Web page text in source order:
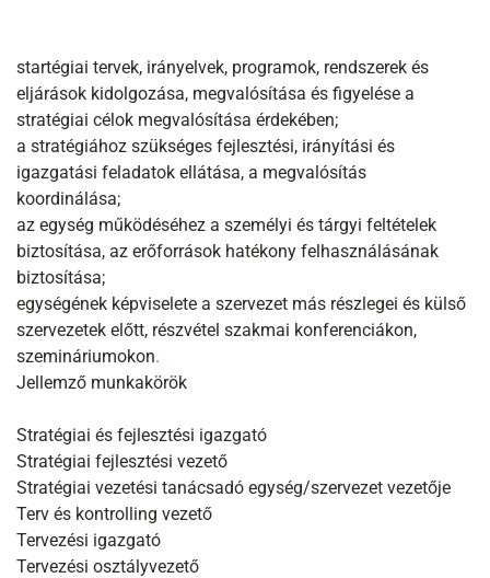
startégiai tervek, irányelvek, programok, rendszerek és
eljárások kidolgozása, megvalósítása és figyelése a
stratégiai célok megvalósítása érdekében;
a stratégiához szükséges fejlesztési, irányítási és
igazgatási feladatok ellátása, a megvalósítás
koordinálása;
az egység működéséhez a személyi és tárgyi feltételek
biztosítása, az erőforrások hatékony felhasználásának
biztosítása;
egységének képviselete a szervezet más részlegei és külső
szervezetek előtt, részvétel szakmai konferenciákon,
szemináriumokon.
Jellemző munkakörök
Stratégiai és fejlesztési igazgató
Stratégiai fejlesztési vezető
Stratégiai vezetési tanácsadó egység/szervezet vezetője
Terv és kontrolling vezető
Tervezési igazgató
Tervezési osztályvezető